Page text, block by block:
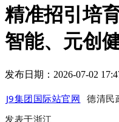
精准招引培
智能、元创
发布日期：2026-07-02
J9集团国际站官网 德清民
发表于浙江